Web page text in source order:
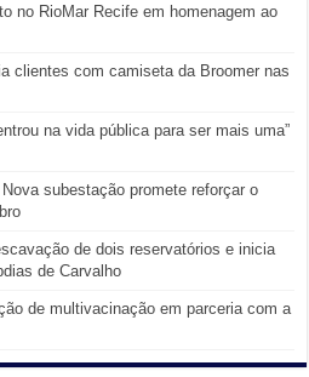
no RioMar Recife em homenagem ao
clientes com camiseta da Broomer nas
na vida pública para ser mais uma”
subestação promete reforçar o
de dois reservatórios e inicia
de Carvalho
de multivacinação em parceria com a